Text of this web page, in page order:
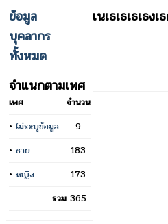
ข้อมูล
บุคลากร
ทั้งหมด
จำแนกตามเพศ
เพศ
จำนวน
•ไม่ระบุข้อมูล
9
• ชาย
183
• หญิง
173
รวม 365
เนเธเธเธเ